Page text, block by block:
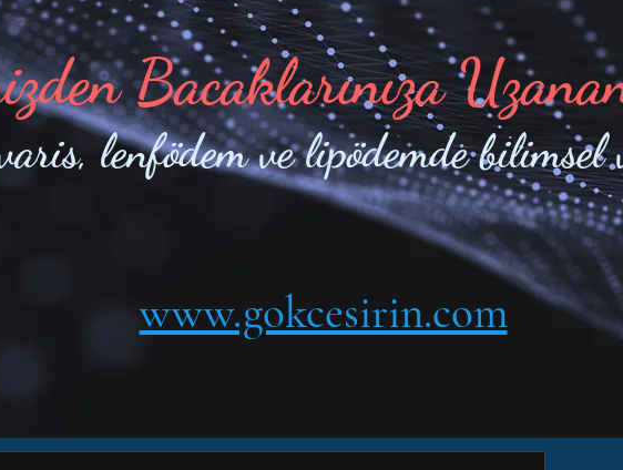
Bacaklarınıza
lenfödem ve lipödemde bilimsel
www.gokcesirin.com